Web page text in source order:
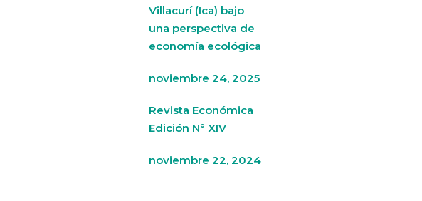
Villacurí (Ica) bajo
una perspectiva de
economía ecológica
noviembre 24, 2025
Revista Económica
Edición N° XIV
noviembre 22, 2024